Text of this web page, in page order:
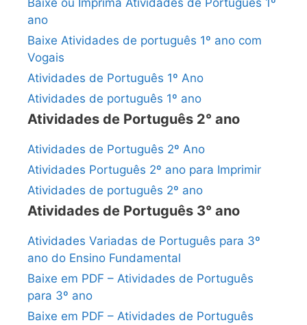
ano
Baixe Atividades de português 1º ano com
Vogais
Atividades de Português 1º Ano
Atividades de português 1º ano
Atividades de Português 2° ano
Atividades de Português 2º Ano
Atividades Português 2º ano para Imprimir
Atividades de português 2º ano
Atividades de Português 3° ano
Atividades Variadas de Português para 3º
ano do Ensino Fundamental
Baixe em PDF – Atividades de Português
para 3º ano
Baixe em PDF – Atividades de Português